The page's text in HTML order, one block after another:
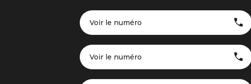
Voir le numéro
Voir le numéro